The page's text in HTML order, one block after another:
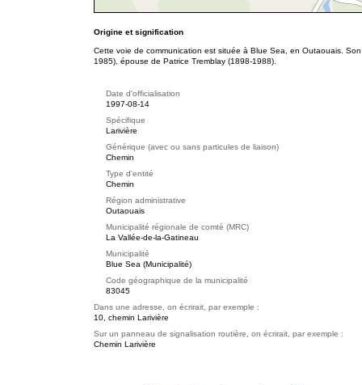
Origine et signification
Cette voie de communication est située à Blue Sea, en Outaouais.
1985), épouse de Patrice Tremblay (1898-1988).
Date d'officialisation
1997-08-14
Spécifique
Larivière
Générique (avec ou sans particules de liaison)
Chemin
Type d'entité
Chemin
Région administrative
Outaouais
Municipalité régionale de comté (MRC)
La Vallée-de-la-Gatineau
Municipalité
Blue Sea (Municipalité)
Code géographique de la municipalité
83045
Dans une adresse, on écrirait, par exemple :
10, chemin Larivière
Sur un panneau de signalisation routière, on écrirait, par exemple :
Chemin Larivière